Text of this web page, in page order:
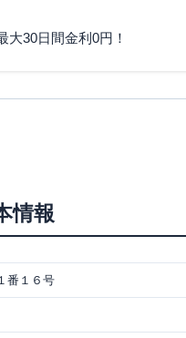
30日間金利0円！
情報
番１６号